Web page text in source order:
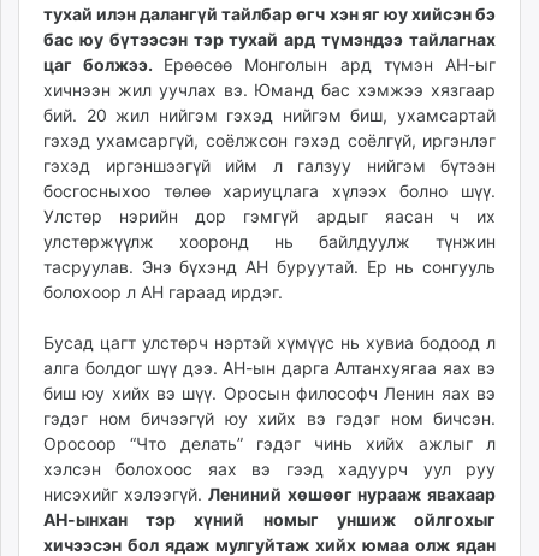
тухай илэн далангүй тайлбар өгч хэн яг юу хийсэн бэ
бас юу бүтээсэн тэр тухай ард түмэндээ тайлагнах
цаг болжээ. Ерөөсөө Монголын ард түмэн АН-ыг
хичнээн жил уучлах вэ. Юманд бас хэмжээ хязгаар
бий. 20 жил нийгэм гэхэд нийгэм биш, ухамсартай
гэхэд ухамсаргүй, соёлжсон гэхэд соёлгүй, иргэнлэг
гэхэд иргэншээгүй ийм л галзуу нийгэм бүтээн
босгосныхоо төлөө хариуцлага хүлээх болно шүү.
Улстөр нэрийн дор гэмгүй ардыг яасан ч их
улстөржүүлж хооронд нь байлдуулж түнжин
тасруулав. Энэ бүхэнд АН буруутай. Ер нь сонгууль
болохоор л АН гараад ирдэг.
Бусад цагт улстөрч нэртэй хүмүүс нь хувиа бодоод л
алга болдог шүү дээ. АН-ын дарга Алтанхуягаа яах вэ
биш юу хийх вэ шүү. Оросын философч Ленин яах вэ
гэдэг ном бичээгүй юу хийх вэ гэдэг ном бичсэн.
Оросоор “Что делать” гэдэг чинь хийх ажлыг л
хэлсэн болохоос яах вэ гээд хадуурч уул руу
нисэхийг хэлээгүй. Лениний хөшөөг нурааж явахаар
АН-ынхан тэр хүний номыг уншиж ойлгохыг
хичээсэн бол ядаж мулгуйтаж хийх юмаа олж ядан